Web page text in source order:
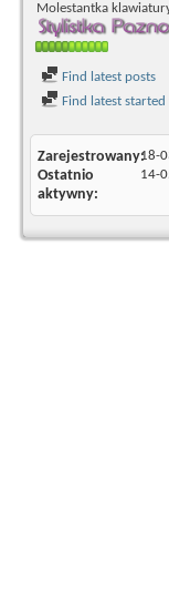
Molestantka
Find latest posts
Find latest
Zarejestrowany18-
Ostatnio
aktywny
14-